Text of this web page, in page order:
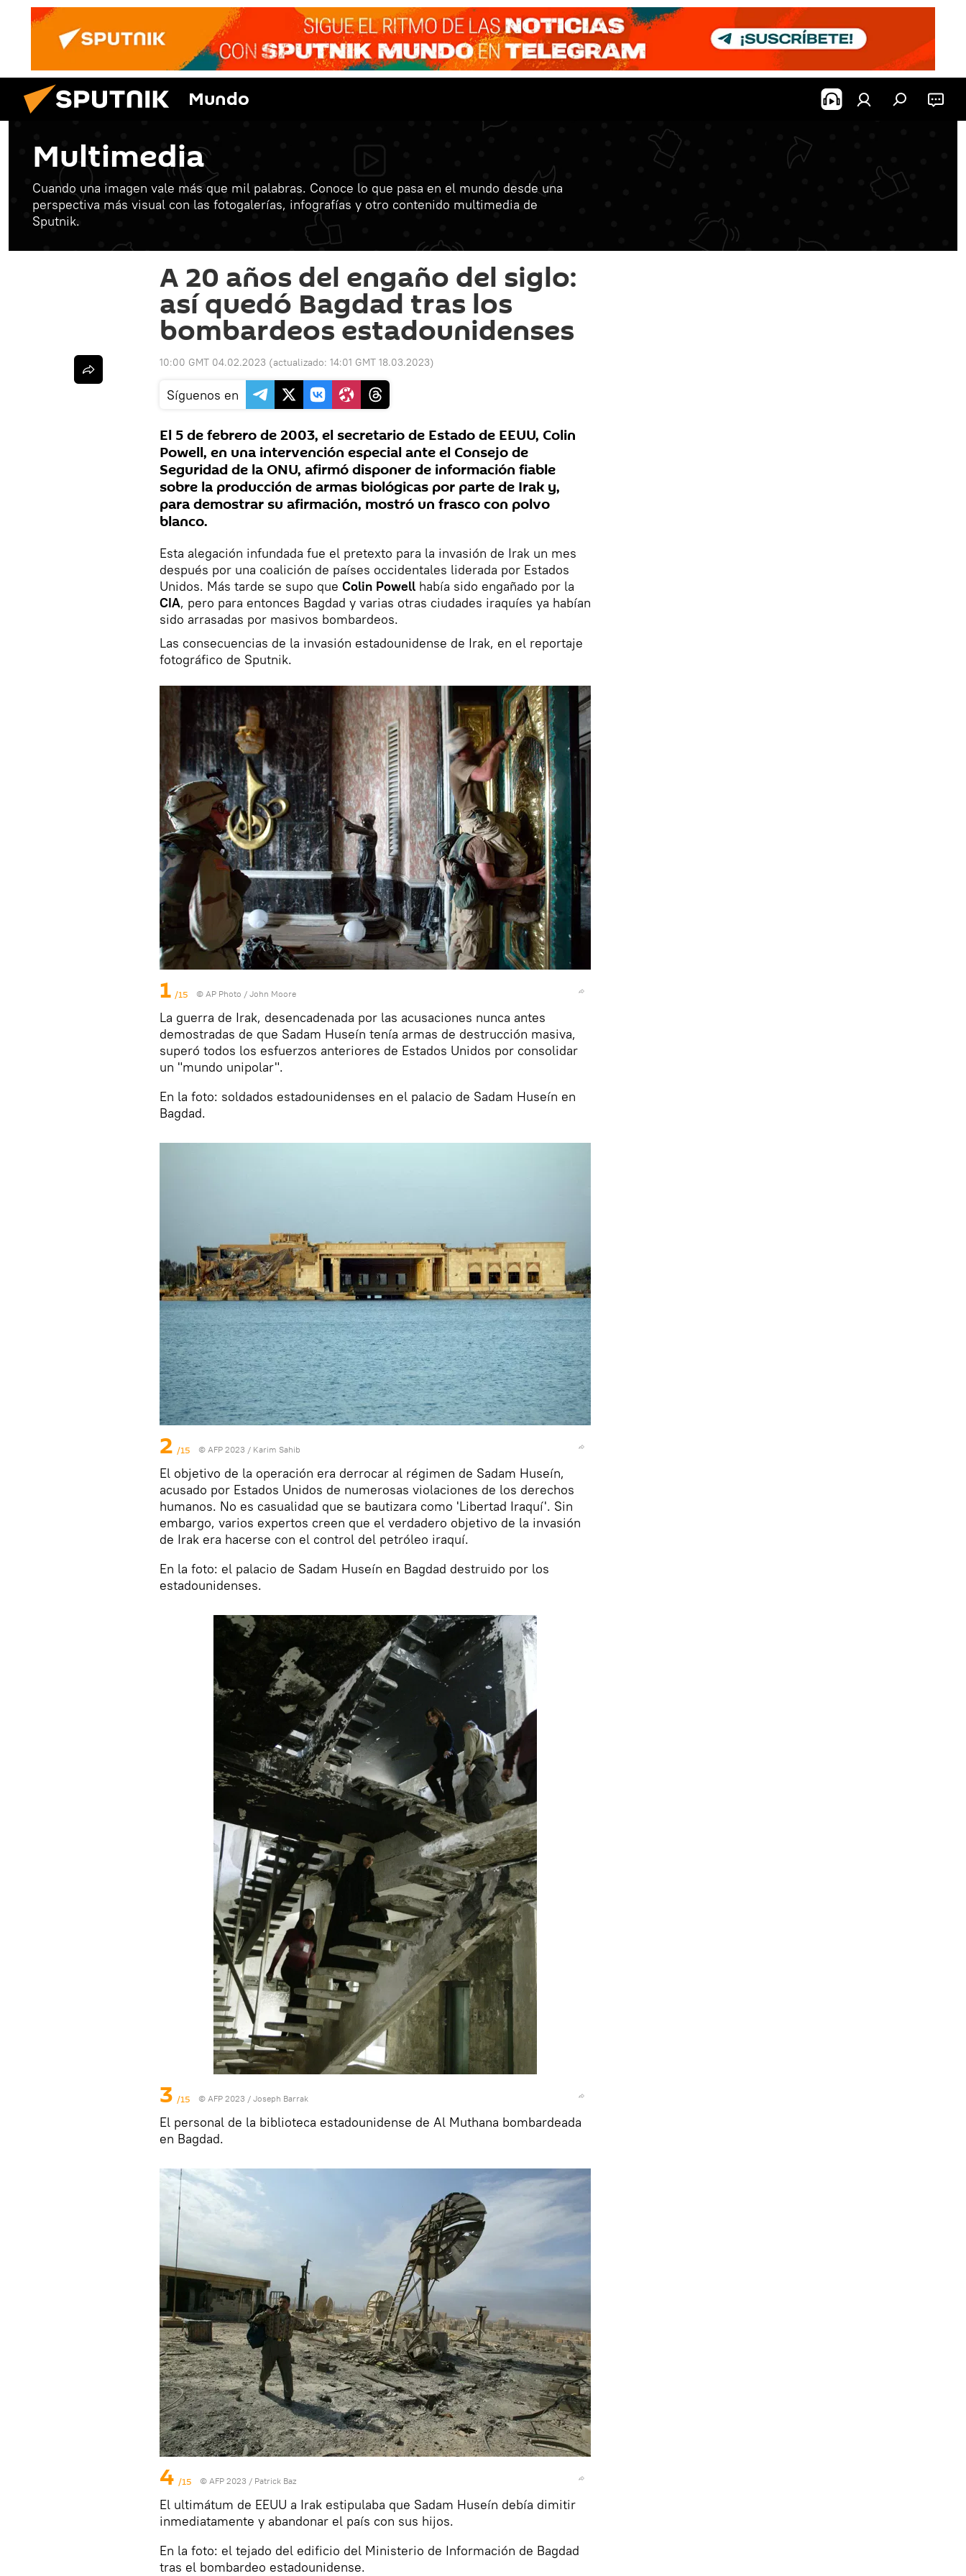
Mundo
Multimedia
Cuando una imagen vale más que mil palabras. Conoce lo que pasa en el mundo desde una
perspectiva más visual con las fotogalerías, infografías y otro contenido multimedia de
Sputnik.
A 20 años del engaño del siglo:
así quedó Bagdad tras los
bombardeos estadounidenses
10:00 GMT 04.02.2023 (actualizado: 14:01 GMT 18.03.2023)
Síguenos en
El 5 de febrero de 2003, el secretario de Estado de EEUU, Colin
Powell, en una intervención especial ante el Consejo de
Seguridad de la ONU, afirmó disponer de información fiable
sobre la producción de armas biológicas por parte de Irak y,
para demostrar su afirmación, mostró un frasco con polvo
blanco.
Esta alegación infundada fue el pretexto para la invasión de Irak un mes
después por una coalición de países occidentales liderada por Estados
Unidos. Más tarde se supo que Colin Powell había sido engañado por la
CIA, pero para entonces Bagdad y varias otras ciudades iraquíes ya habían
sido arrasadas por masivos bombardeos.
Las consecuencias de la invasión estadounidense de Irak, en el reportaje
fotográfico de Sputnik.
1 /15 © AP Photo / John Moore
La guerra de Irak, desencadenada por las acusaciones nunca antes
demostradas de que Sadam Huseín tenía armas de destrucción masiva,
superó todos los esfuerzos anteriores de Estados Unidos por consolidar
un "mundo unipolar".
En la foto: soldados estadounidenses en el palacio de Sadam Huseín en
Bagdad.
2 /15 © AFP 2023 / Karim Sahib
El objetivo de la operación era derrocar al régimen de Sadam Huseín,
acusado por Estados Unidos de numerosas violaciones de los derechos
humanos. No es casualidad que se bautizara como 'Libertad Iraquí'. Sin
embargo, varios expertos creen que el verdadero objetivo de la invasión
de Irak era hacerse con el control del petróleo iraquí.
En la foto: el palacio de Sadam Huseín en Bagdad destruido por los
estadounidenses.
3 /15 © AFP 2023 / Joseph Barrak
El personal de la biblioteca estadounidense de Al Muthana bombardeada
en Bagdad.
4 /15 © AFP 2023 / Patrick Baz
El ultimátum de EEUU a Irak estipulaba que Sadam Huseín debía dimitir
inmediatamente y abandonar el país con sus hijos.
En la foto: el tejado del edificio del Ministerio de Información de Bagdad
tras el bombardeo estadounidense.